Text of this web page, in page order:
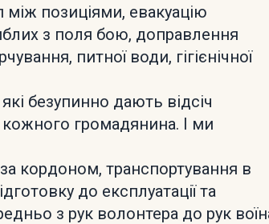
між позиціями, евакуацію
з поля бою, доправлення
питної води, гігієнічної
безупинно дають відсіч
громадянина. І ми
кордоном, транспортування в
до експлуатації та
з рук волонтера до рук